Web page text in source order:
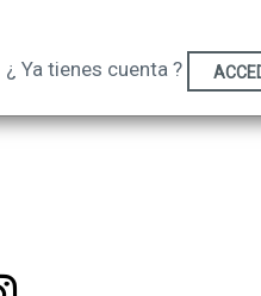
¿ Ya tienes cuenta ?